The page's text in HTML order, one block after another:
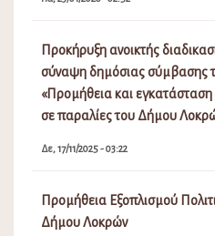
Προκήρυξη ανοικτής
σύναψη δημόσιας σύμβασης
«Προμήθεια και
σε παραλίες του Δήμου
Δε, 17/11/2025 - 03:22
Προμήθεια Εξοπλισμού
Δήμου Λοκρών